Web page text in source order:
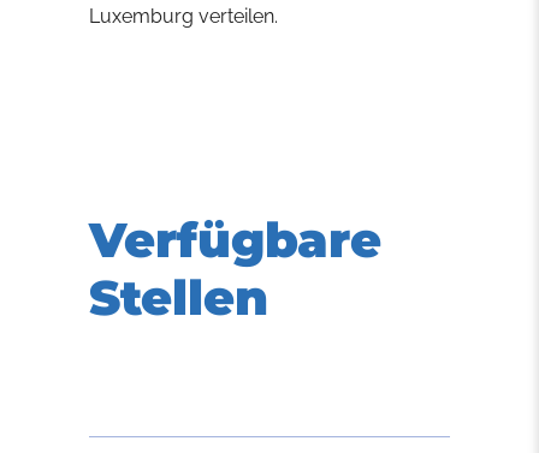
Luxemburg verteilen.
Verfügbare
Stellen